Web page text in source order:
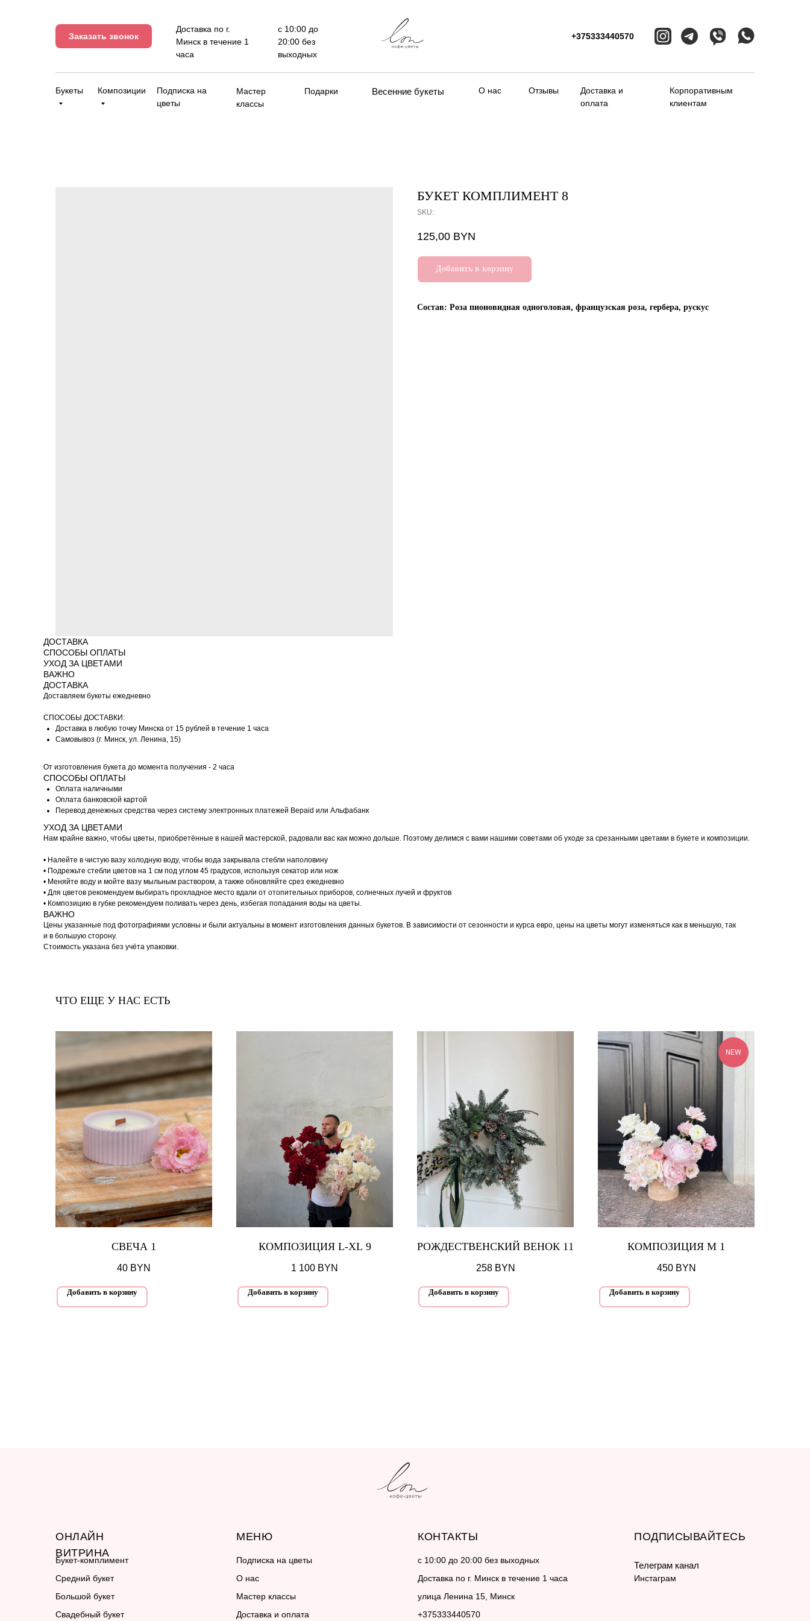
Букеты
Подписка на
цветы
Мастер
классы
О нас
Доставка и
оплата
Корпоративным
клиентам
Композиции
Заказать звонок
с 10:00 до
20:00 без
выходных
Доставка по г.
Минск в течение 1
часа
+375333440570
Подарки Отзывы
Весенние букеты
БУКЕТ КОМПЛИМЕНТ 8
SKU:
125,00 BYN
Добавить в корзину
Состав: Роза пионовидная одноголовая, французская роза, гербера, рускус
ДОСТАВКА
СПОСОБЫ ОПЛАТЫ
УХОД ЗА ЦВЕТАМИ
ВАЖНО
ДОСТАВКА
Доставляем букеты ежедневно
СПОСОБЫ ДОСТАВКИ:
Доставка в любую точку Минска от 15 рублей в течение 1 часа
Самовывоз (г. Минск, ул. Ленина, 15)
От изготовления букета до момента получения - 2 часа
СПОСОБЫ ОПЛАТЫ
Оплата наличными
Оплата банковской картой
Перевод денежных средства через систему электронных платежей Bepaid или Альфабанк
УХОД ЗА ЦВЕТАМИ
Нам крайне важно, чтобы цветы, приобретённые в нашей мастерской, радовали вас как можно дольше. Поэтому делимся с вами нашими советами об уходе за срезанными цветами в букете и композиции.
• Налейте в чистую вазу холодную воду, чтобы вода закрывала стебли наполовину
• Подрежьте стебли цветов на 1 см под углом 45 градусов, используя секатор или нож
• Меняйте воду и мойте вазу мыльным раствором, а также обновляйте срез ежедневно
• Для цветов рекомендуем выбирать прохладное место вдали от отопительных приборов, солнечных лучей и фруктов
• Композицию в губке рекомендуем поливать через день, избегая попадания воды на цветы.
ВАЖНО
Цены указанные под фотографиями условны и были актуальны в момент изготовления данных букетов. В зависимости от сезонности и курса евро, цены на цветы могут изменяться как в меньшую, так
и в большую сторону.
Стоимость указана без учёта упаковки.
ЧТО ЕЩЕ У НАС ЕСТЬ
СВЕЧА 1
40 BYN
Добавить в корзину
КОМПОЗИЦИЯ L-XL 9
1 100 BYN
Добавить в корзину
РОЖДЕСТВЕНСКИЙ ВЕНОК 11
258 BYN
Добавить в корзину
NEW
КОМПОЗИЦИЯ М 1
450 BYN
Добавить в корзину
ОНЛАЙН
ВИТРИНА
МЕНЮ КОНТАКТЫ
Букет-комплимент
Средний букет
Большой букет
Свадебный букет
Подписка на цветы
О нас
Мастер классы
Доставка и оплата
с 10:00 до 20:00 без выходных
Доставка по г. Минск в течение 1 часа
улица Ленина 15, Минск
+375333440570
Инстаграм
ПОДПИСЫВАЙТЕСЬ
Телеграм канал